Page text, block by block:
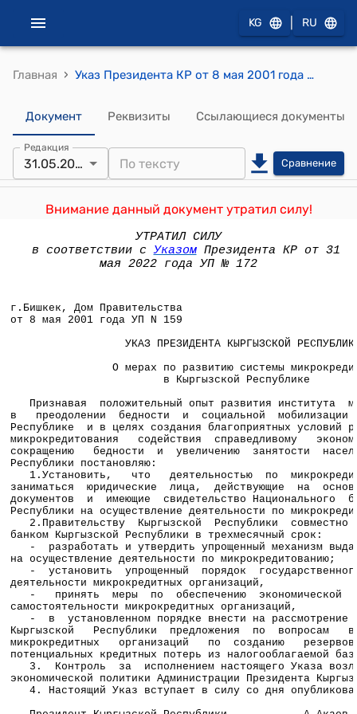
KG RU
Главная › Указ Президента КР от 8 мая 2001 года УП №159 " О мерах по развитию системы микрокредитования в Кыргызской Республике"
Документ Реквизиты Ссылающиеся документы
Редакция
31.05.2022 Сравнение
Внимание данный документ утратил силу!